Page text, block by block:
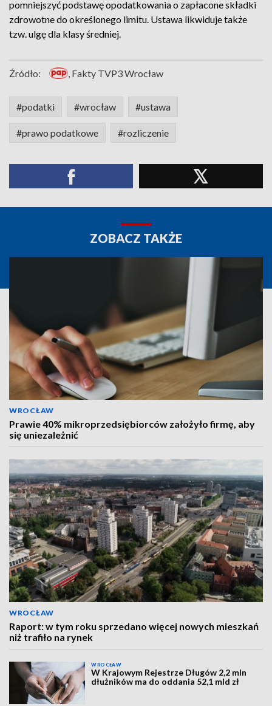
pomniejszyć podstawę opodatkowania o zapłacone składki
zdrowotne do określonego limitu. Ustawa likwiduje także
tzw. ulgę dla klasy średniej.
Źródło: , Fakty TVP3 Wrocław
#podatki #wrocław #ustawa
#prawo podatkowe #rozliczenie
ZOBACZ TAKŻE
WROCŁAW
Prawie 40% mikroprzedsiębiorców założyło firmę, aby
się uniezależnić
WROCŁAW
Raport: w tym roku sprzedano więcej nowych mieszkań
niż trafiło na rynek
WROCŁAW
W Krajowym Rejestrze Długów 2,2 mln
dłużników ma do oddania 52,1 mld zł